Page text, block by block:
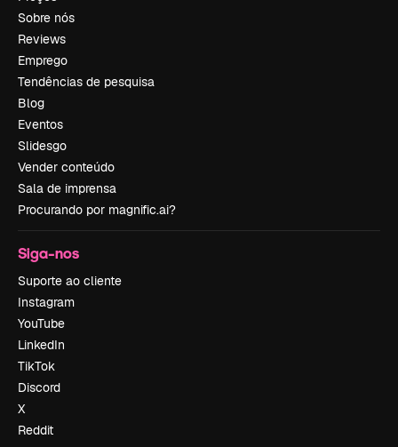
Sobre nós
Reviews
Emprego
Tendências de pesquisa
Blog
Eventos
Slidesgo
Vender conteúdo
Sala de imprensa
Procurando por magnific.ai?
Siga-nos
Suporte ao cliente
Instagram
YouTube
LinkedIn
TikTok
Discord
X
Reddit